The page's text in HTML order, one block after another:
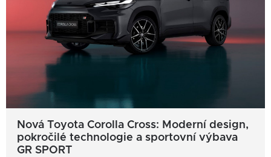
Nová Toyota Corolla Cross: Moderní design,
pokročilé technologie a sportovní výbava
GR SPORT